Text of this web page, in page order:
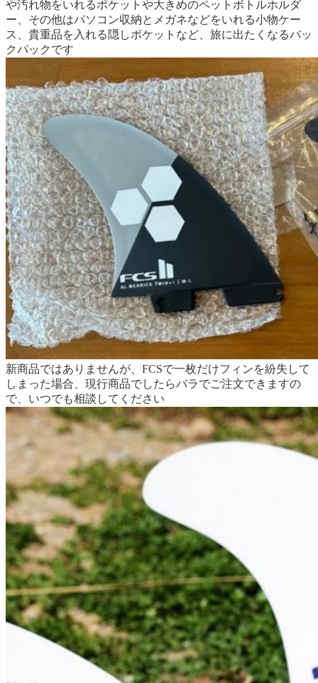
や汚れ物をいれるポケットや大きめのペットボトルホルダ
ー、その他はパソコン収納とメガネなどをいれる小物ケー
ス、貴重品を入れる隠しポケットなど、旅に出たくなるバッ
クパックです
新商品ではありませんが、FCSで一枚だけフィンを紛失して
しまった場合、現行商品でしたらバラでご注文できますの
で、いつでも相談してください